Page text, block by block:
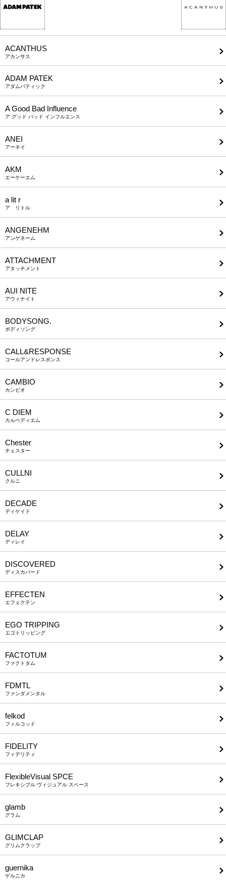
ACANTHUS
アカンサス
ADAM PATEK
アダムパティック
A Good Bad Influence
ア グッド バッド インフルエンス
ANEI
アーネイ
AKM
エーケーエム
a lit r
ア リトル
ANGENEHM
アンゲネーム
ATTACHMENT
アタッチメント
AUI NITE
アウィナイト
BODYSONG.
ボディソング
CALL&RESPONSE
コールアンドレスポンス
CAMBIO
カンビオ
C DIEM
カルペディエム
Chester
チェスター
CULLNI
クルニ
DECADE
ディケイド
DELAY
ディレイ
DISCOVERED
ディスカバード
EFFECTEN
エフェクテン
EGO TRIPPING
エゴトリッピング
FACTOTUM
ファクトタム
FDMTL
ファンダメンタル
felkod
フィルコッド
FIDELITY
フィデリティ
FlexibleVisual SPCE
フレキシブル ヴィジュアル スペース
glamb
グラム
GLIMCLAP
グリムクラップ
guernika
ゲルニカ